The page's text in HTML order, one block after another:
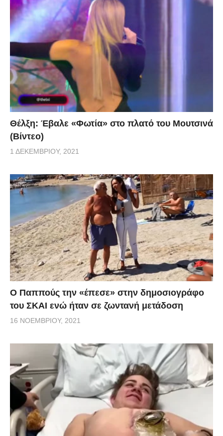
Θέλξη: Έβαλε «Φωτία» στο πλατό του Μουτσινά
(Βίντεο)
1 ΔΕΚΕΜΒΡΊΟΥ, 2021
Ο Παππούς την «έπεσε» στην δημοσιογράφο
του ΣΚΑΙ ενώ ήταν σε ζωντανή μετάδοση
16 ΝΟΕΜΒΡΊΟΥ, 2021